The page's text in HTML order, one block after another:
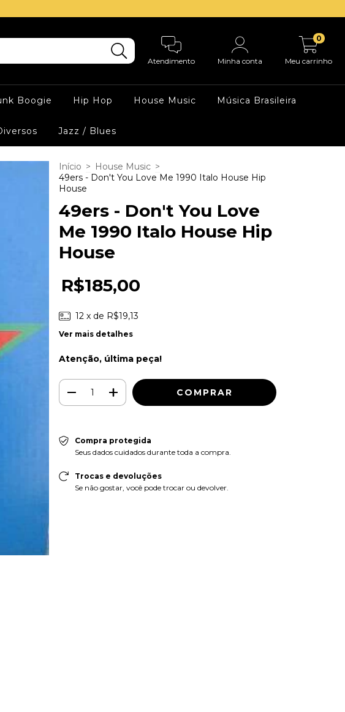
Atendimento Minha conta Meu carrinho
0
Boogie Hip Hop House Music Música Brasileira
Jazz / Blues
Início > House Music >
49ers - Don't You Love Me 1990 Italo House Hip
House
49ers - Don't You Love
Me 1990 Italo House Hip
House
R$185,00
12 x de R$19,13
Ver mais detalhes
Atenção, última peça!
Compra protegida
Seus dados cuidados durante toda a compra.
Trocas e devoluções
Se não gostar, você pode trocar ou devolver.